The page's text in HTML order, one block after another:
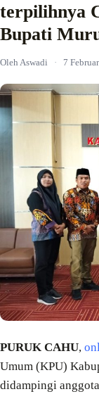
terpilihnya
Bupati
Oleh Aswadi · 7
PURUK CAHU,
Umum (KPU)
didampingi